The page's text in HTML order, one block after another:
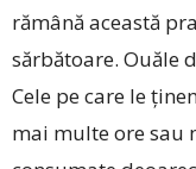
rămână această
sărbătoare. Ouăle
Cele pe care le
mai multe ore sau